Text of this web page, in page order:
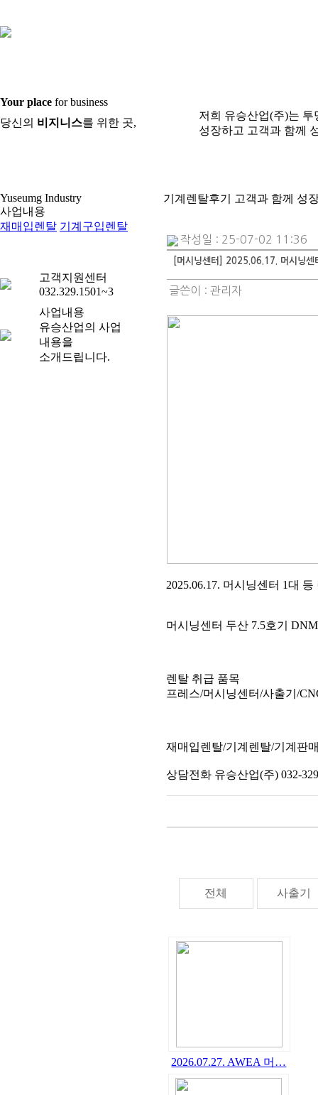
Your place for business
당신의 비지니스를 위한 곳,
저희 유승산업(주)는
성장하고 고객과 함께
Yuseumg Industry
사업내용
재매입렌탈 기계구입렌탈
고객지원센터
032.329.1501~3
사업내용
유승산업의 사업
내용을
소개드립니다.
기계렌탈후기 고객과 함께 성
작성일 : 25-07-02 11:36
[머시닝센터] 2025.06.17. 머시닝센
글쓴이 :관리자
2025.06.17. 머시닝센터 1대
머시닝센터 두산 7.5호기
렌탈 취급 품목
프레스/머시닝센터/사출기/
재매입렌탈/기계렌탈/기계판
상담전화 유승산업(주) 032-
전체 사출기
2026.07.27. AWEA 머…